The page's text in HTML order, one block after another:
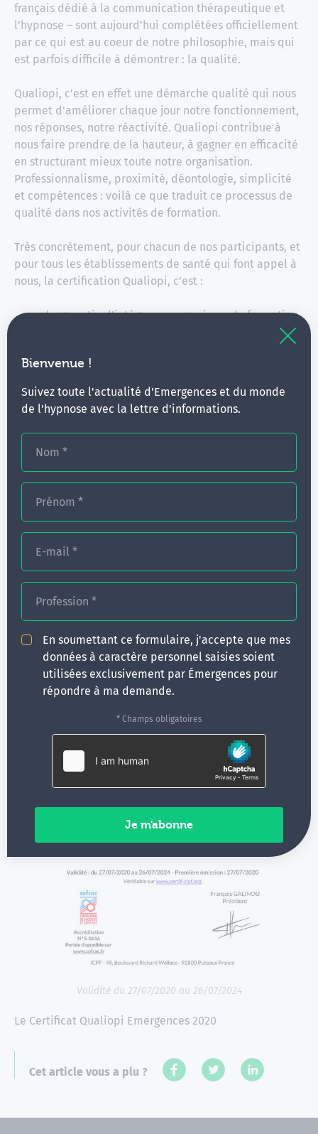
Bienvenue !
Suivez toute l'actualité d'Emergences et du monde
de l'hypnose avec la lettre d'informations.
Nom *
Prénom *
E-mail *
Profession *
En soumettant ce formulaire, j'accepte que mes
données à caractère personnel saisies soient
utilisées exclusivement par Émergences pour
répondre à ma demande.
* Champs obligatoires
français dédié à la communication thérapeutique et
l’hypnose – sont aujourd’hui complétées officiellement
par ce qui est au coeur de notre philosophie, mais qui
est parfois difficile à démontrer : la qualité.
Qualiopi, c’est en effet une démarche qualité qui nous
permet d’améliorer chaque jour notre fonctionnement,
nos réponses, notre réactivité. Qualiopi contribue à
nous faire prendre de la hauteur, à gagner en efficacité
en structurant mieux toute notre organisation.
Professionnalisme, proximité, déontologie, simplicité
et compétences : voilà ce que traduit ce processus de
qualité dans nos activités de formation.
Très concrètement, pour chacun de nos participants, et
pour tous les établissements de santé qui font appel à
nous, la certification Qualiopi, c’est :
la garantie d’intégrer un organisme de formation
d’acquisition de compétences personnalisé,
quels que soient votre spécialité ou votre
domaine d’activité
à partir du 1er janvier 2022, une obligation légale
pour bénéficier de fonds publics ou mutualisés.
Pour en savoir plus :https://travail-
emploi.gouv.fr/demarches-ressources-
documentaires/documentation-et-publications-
officielles/guides/guide-referentiel-national-qualite
Validité du 27/07/2020 au 26/07/2024
Le Certificat Qualiopi Emergences 2020
Cet article vous a plu ?